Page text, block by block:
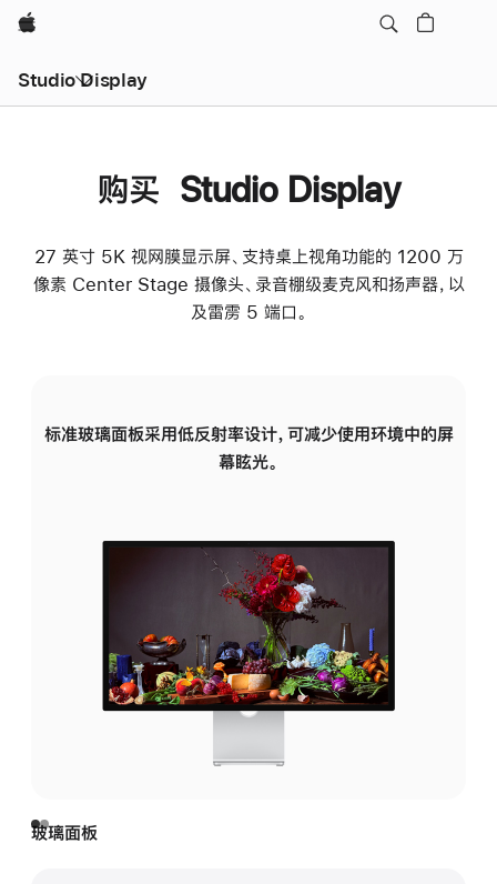
Apple
Studio Display
购买 Studio Display
27 英寸 5K 视网膜显示屏、支持桌上视角功能的 1200 万
像素 Center Stage 摄像头、录音棚级麦克风和扬声器，以
及雷雳 5 端口。
标准玻璃面板采用低反射率设计，可减少使用环境中的屏
幕眩光。
玻璃面板